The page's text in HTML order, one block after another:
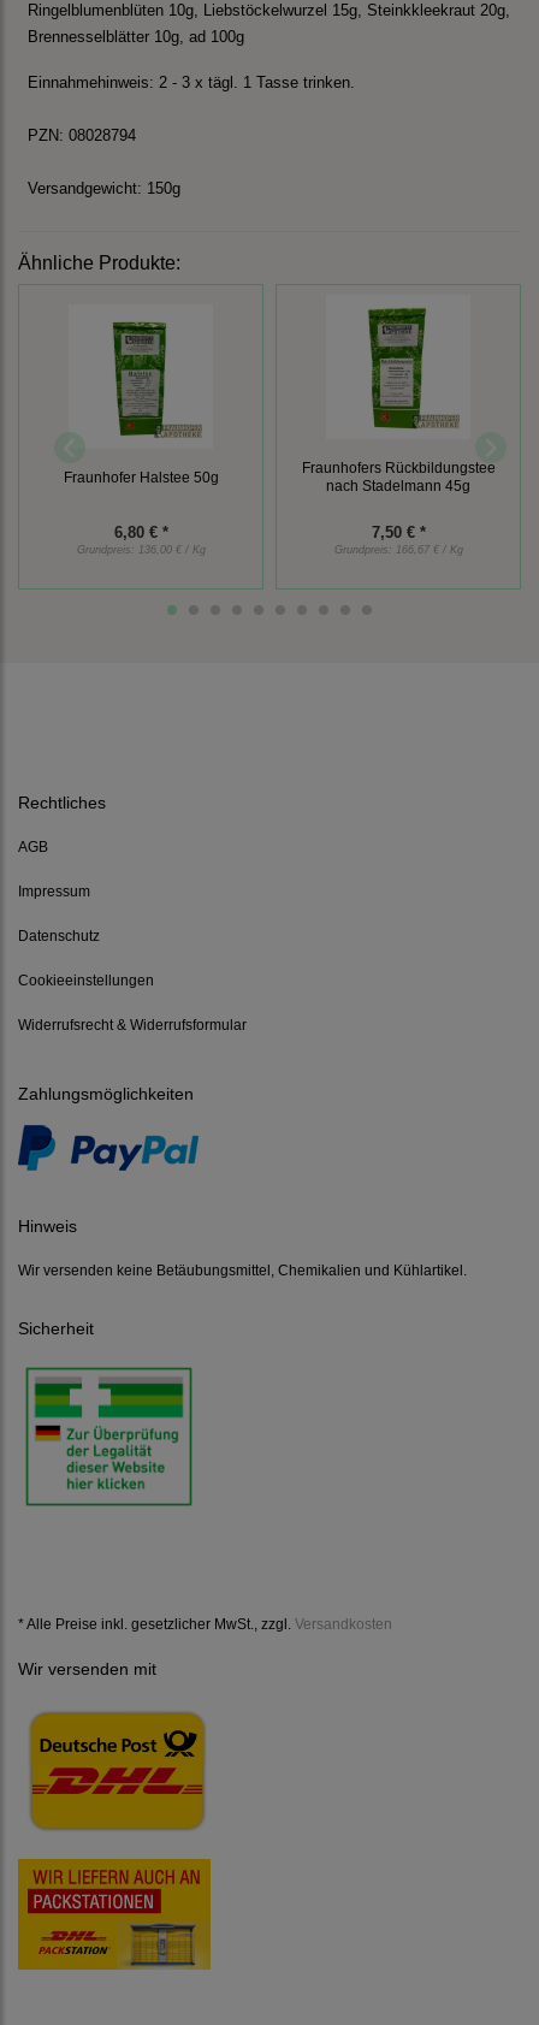
Ringelblumenblüten 10g, Liebstöckelwurzel 15g, Steinkkleekraut 20g,
Brennesselblätter 10g, ad 100g
Einnahmehinweis: 2 - 3 x tägl. 1 Tasse trinken.
PZN: 08028794
Versandgewicht: 150g
Ähnliche Produkte:
Fraunhofer Halstee 50g
6,80 € *
Grundpreis: 136,00 € / Kg
Fraunhofers Rückbildungstee
nach Stadelmann 45g
7,50 € *
Grundpreis: 166,67 € / Kg
Rechtliches
AGB
Impressum
Datenschutz
Cookieeinstellungen
Widerrufsrecht & Widerrufsformular
Zahlungsmöglichkeiten
Hinweis
Wir versenden keine Betäubungsmittel, Chemikalien und Kühlartikel.
Sicherheit
* Alle Preise inkl. gesetzlicher MwSt., zzgl. Versandkosten
Wir versenden mit